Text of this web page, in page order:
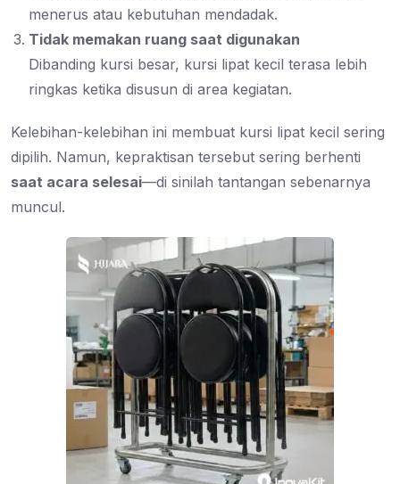
menerus atau kebutuhan mendadak.
Tidak memakan ruang saat digunakan
Dibanding kursi besar, kursi lipat kecil terasa lebih
ringkas ketika disusun di area kegiatan.
Kelebihan-kelebihan ini membuat kursi lipat kecil sering
dipilih. Namun, kepraktisan tersebut sering berhenti
saat acara selesai—di sinilah tantangan sebenarnya
muncul.